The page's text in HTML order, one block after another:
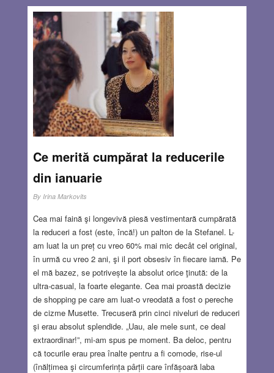
Ce merită cumpărat la reducerile
din ianuarie
By Irina Markovits
Cea mai faină şi longevivă piesă vestimentară cumpărată
la reduceri a fost (este, încă!) un palton de la Stefanel. L-
am luat la un preț cu vreo 60% mai mic decât cel original,
în urmă cu vreo 2 ani, şi il port obsesiv în fiecare iarnă. Pe
el mă bazez, se potrivește la absolut orice ţinută: de la
ultra-casual, la foarte elegante. Cea mai proastă decizie
de shopping pe care am luat-o vreodată a fost o pereche
de cizme Musette. Trecuseră prin cinci niveluri de reduceri
şi erau absolut splendide. „Uau, ale mele sunt, ce deal
extraordinar!”, mi-am spus pe moment. Ba deloc, pentru
că tocurile erau prea înalte pentru a fi comode, rise-ul
(înălțimea şi circumferința pârții care înfășoară laba